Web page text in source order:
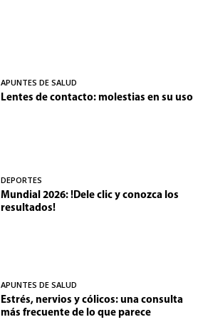
APUNTES DE SALUD
Lentes de contacto: molestias en su uso
DEPORTES
Mundial 2026: !Dele clic y conozca los
resultados!
APUNTES DE SALUD
Estrés, nervios y cólicos: una consulta
más frecuente de lo que parece